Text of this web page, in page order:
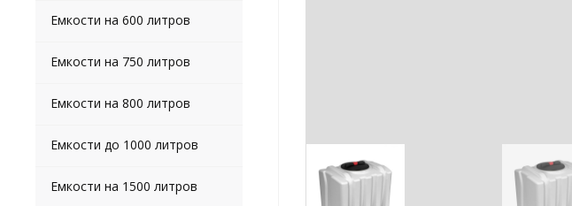
Емкости на 600 литров
Емкости на 750 литров
Емкости на 800 литров
Емкости до 1000 литров
Емкости на 1500 литров